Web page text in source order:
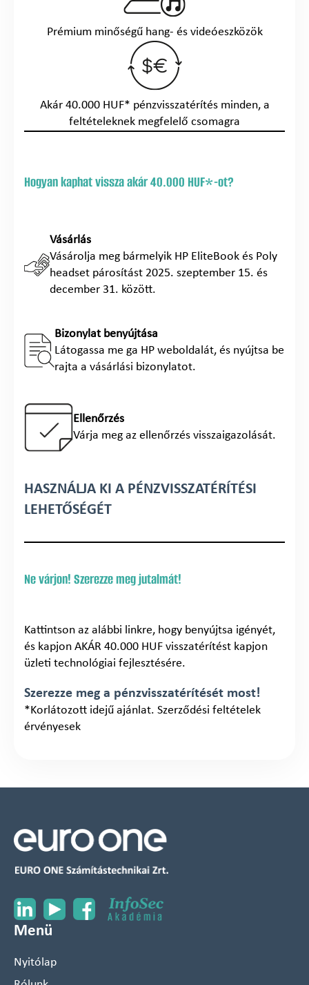
Prémium minőségű hang- és videóeszközök
Akár 40.000 HUF* pénzvisszatérítés minden, a
feltételeknek megfelelő csomagra
Hogyan kaphat vissza akár 40.000 HUF*-ot?
Vásárlás
Vásárolja meg bármelyik HP EliteBook és Poly
headset párosítást 2025. szeptember 15. és
december 31. között.
Bizonylat benyújtása
Látogassa me ga HP weboldalát, és nyújtsa be
rajta a vásárlási bizonylatot.
Ellenőrzés
Várja meg az ellenőrzés visszaigazolását.
HASZNÁLJA KI A PÉNZVISSZATÉRÍTÉSI
LEHETŐSÉGÉT
Ne várjon! Szerezze meg jutalmát!
Kattintson az alábbi linkre, hogy benyújtsa igényét,
és kapjon AKÁR 40.000 HUF visszatérítést kapjon
üzleti technológiai fejlesztésére.
Szerezze meg a pénzvisszatérítését most!
*Korlátozott idejű ajánlat. Szerződési feltételek
érvényesek
Menü
Nyitólap